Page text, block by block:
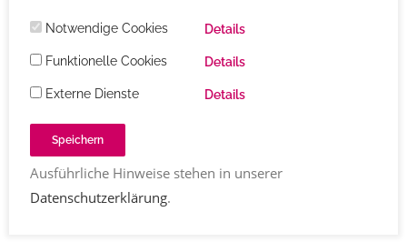
Notwendige Cookies Details
Funktionelle Cookies Details
Externe Dienste Details
Speichern
Ausführliche Hinweise stehen in unserer
Datenschutzerklärung.